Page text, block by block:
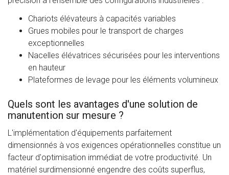
Chariots élévateurs à capacités variables
Grues mobiles pour le transport de charges
exceptionnelles
Nacelles élévatrices sécurisées pour les interventions
en hauteur
Plateformes de levage pour les éléments volumineux
Quels sont les avantages d'une solution de
manutention sur mesure ?
L'implémentation d'équipements parfaitement
dimensionnés à vos exigences opérationnelles constitue un
facteur d'optimisation immédiat de votre productivité. Un
matériel surdimensionné engendre des coûts superflus,